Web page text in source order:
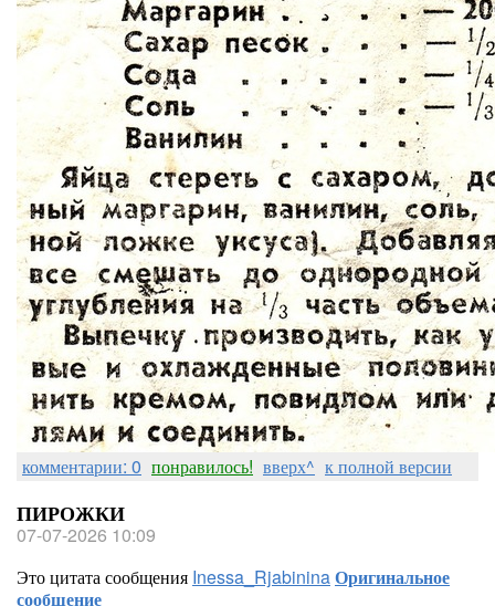
комментарии: 0 понравилось! вверх^ к полной версии
ПИРОЖКИ
07-07-2026 10:09
Это цитата сообщения Inessa_RjabininaОригинальное
сообщение